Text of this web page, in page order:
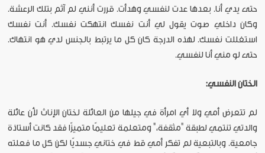
حتى يدي أنا. بعدها عدت لنفسي وهدأت. قررت أنني لم آثم بتلك الرعشة.
وكان داخلي صوت يقول لي أنت نفسك انتهكت نفسك. أنت نفسك
استغللت نفسك. لهذه الدرجة كان كل ما يرتبط بالجنس لدي هو انتهاك.
حتى لو مني أنا لنفسي.
الختان النفسي:
لم تتعرض أمي ولا أي امرأة في جيلها من العائلة لختان الإناث لأن عائلة
والدتي تنتمي لطبقة "مثقفة،" ومتعلمة تعليمًا متميزًا فقد كانت أستاذة
جامعية. وبالتبعية لم تفكر أمي قط في ختاني جسديًا لكن كل ما فعلته